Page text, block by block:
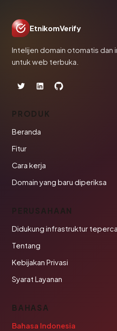
EtnikomVerify
Intelijen domain otomatis dan
untuk web terbuka.
PRODUK
Beranda
Fitur
Cara kerja
Domain yang baru diperiksa
PERUSAHAAN
Didukung infrastruktur
Tentang
Kebijakan Privasi
Syarat Layanan
BAHASA
Bahasa Indonesia